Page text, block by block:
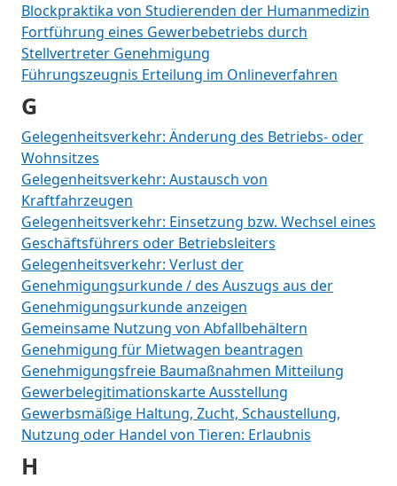
Blockpraktika von Studierenden der Humanmedizin
Fortführung eines Gewerbebetriebs durch
Stellvertreter Genehmigung
Führungszeugnis Erteilung im Onlineverfahren
G
Gelegenheitsverkehr: Änderung des Betriebs- oder
Wohnsitzes
Gelegenheitsverkehr: Austausch von
Kraftfahrzeugen
Gelegenheitsverkehr: Einsetzung bzw. Wechsel eines
Geschäftsführers oder Betriebsleiters
Gelegenheitsverkehr: Verlust der
Genehmigungsurkunde / des Auszugs aus der
Genehmigungsurkunde anzeigen
Gemeinsame Nutzung von Abfallbehältern
Genehmigung für Mietwagen beantragen
Genehmigungsfreie Baumaßnahmen Mitteilung
Gewerbelegitimationskarte Ausstellung
Gewerbsmäßige Haltung, Zucht, Schaustellung,
Nutzung oder Handel von Tieren: Erlaubnis
H